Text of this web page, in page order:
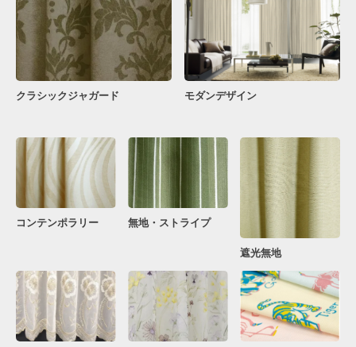
クラシックジャガード モダンデザイン
コンテンポラリー 無地・ストライプ
遮光無地